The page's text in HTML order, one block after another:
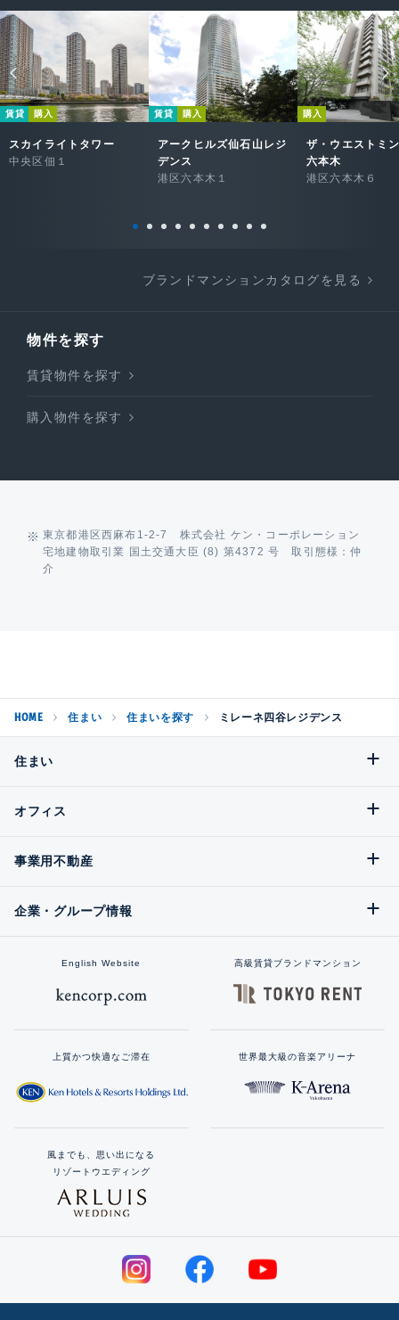
賃貸 購入
スカイライトタワー
中央区佃１
賃貸 購入
アークヒルズ仙石山レジ
デンス
港区六本木１
購入
ザ・ウエストミ
六本木
港区六本木６
ブランドマンションカタログを見る
物件を探す
賃貸物件を探す
購入物件を探す
東京都港区西麻布1-2-7 株式会社 ケン・コーポレーション
宅地建物取引業 国土交通大臣 (8) 第4372 号 取引態様：仲
介
HOME 住まい 住まいを探す ミレーネ四谷レジデンス
住まい
オフィス
事業用不動産
企業・グループ情報
English Website 高級賃貸ブランドマンション
上質かつ快適なご滞在 世界最大級の音楽アリーナ
風までも、思い出になる
リゾートウエディング